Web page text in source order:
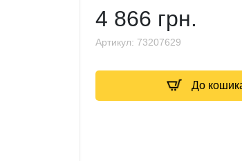
4 866 грн.
Артикул: 73207629
До